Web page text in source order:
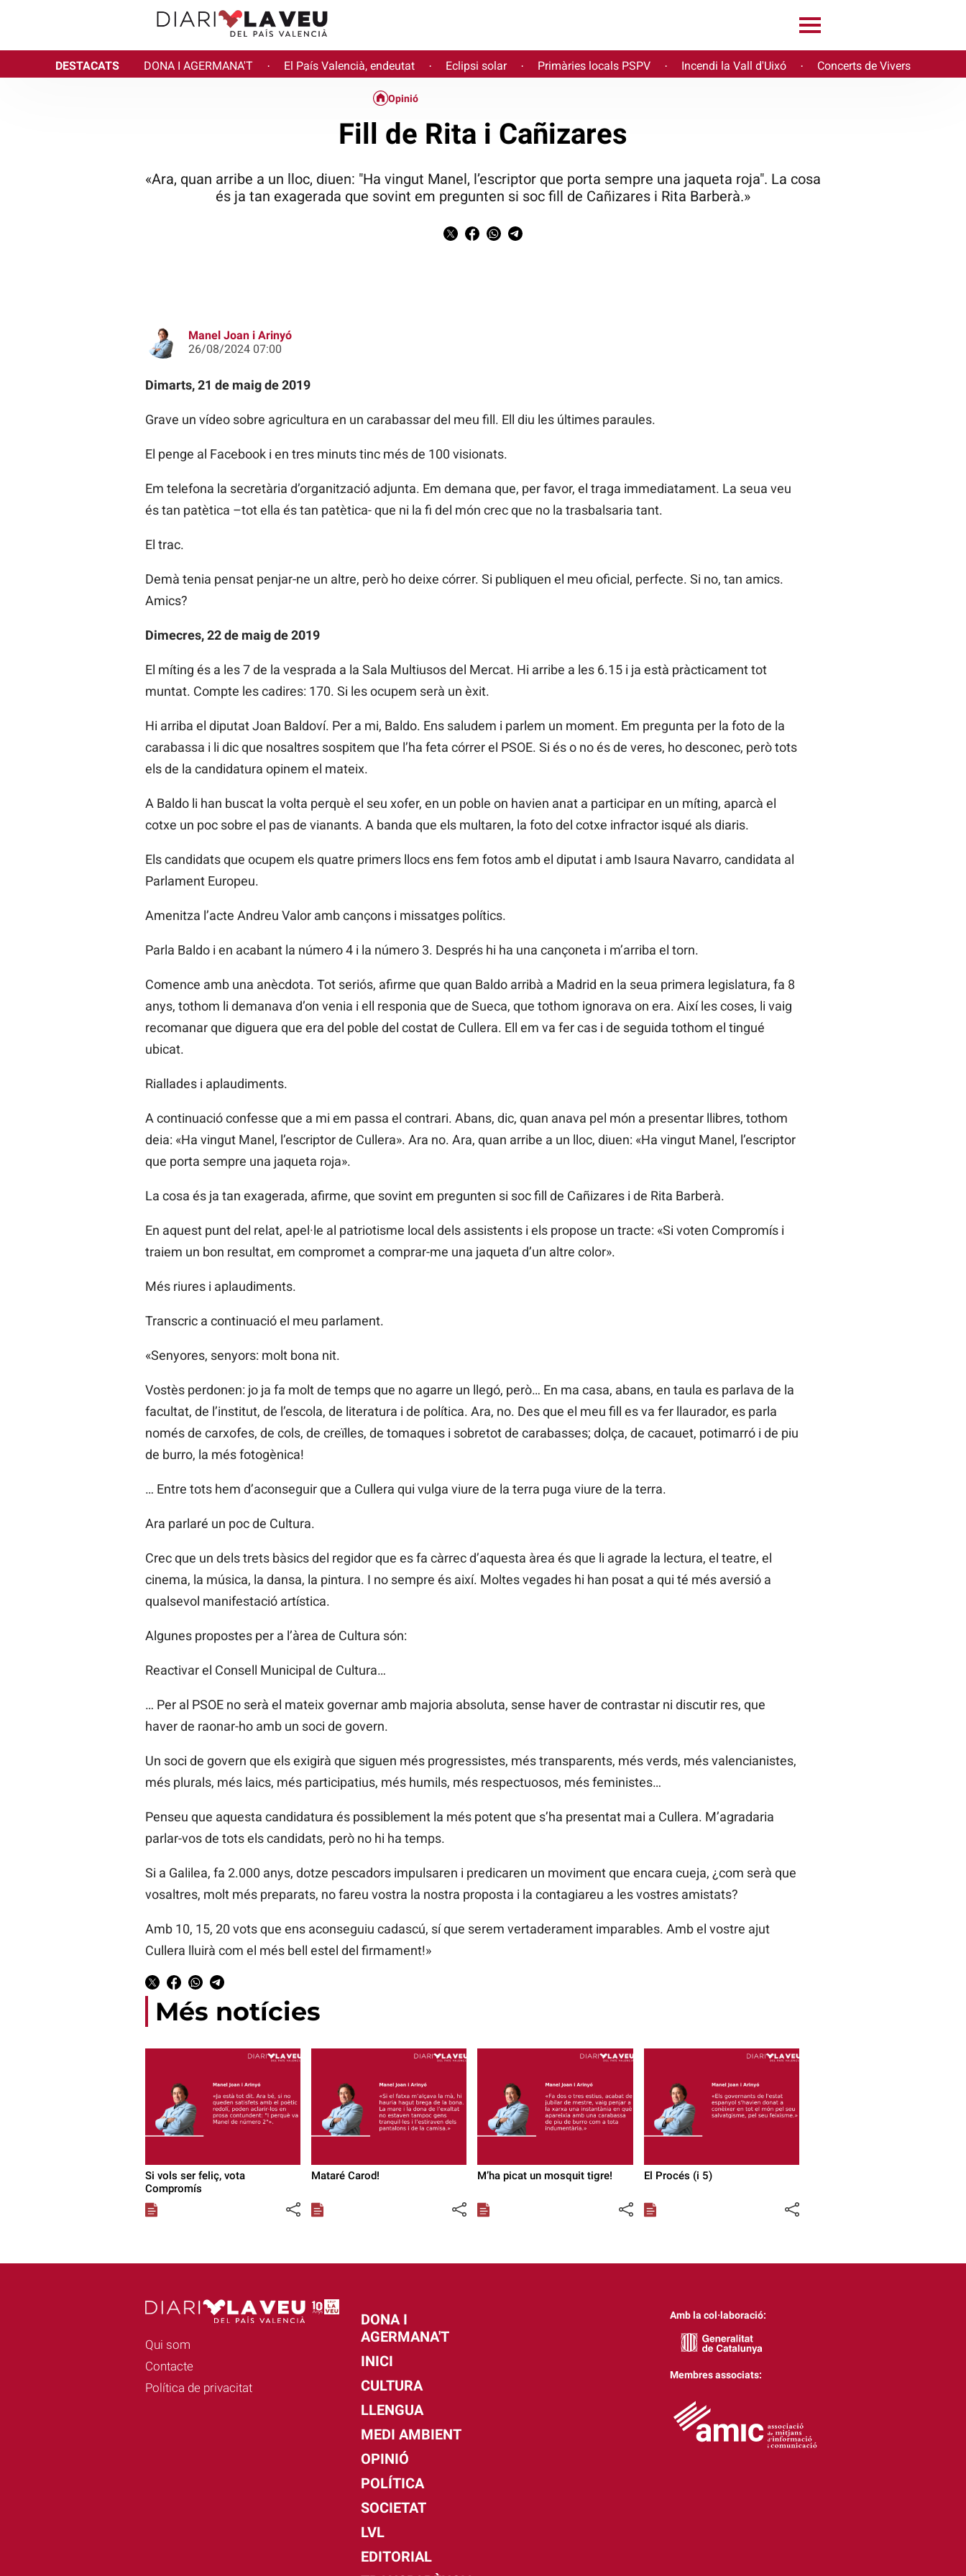
DESTACATS DONA I AGERMANA'T · El País Valencià, endeutat · Eclipsi solar · Primàries locals PSPV · Incendi la Vall d'Uixó · Concerts de Vivers
Opinió
Fill de Rita i Cañizares
«Ara, quan arribe a un lloc, diuen: "Ha vingut Manel, l’escriptor que porta sempre una jaqueta roja". La cosa
és ja tan exagerada que sovint em pregunten si soc fill de Cañizares i Rita Barberà.»
Manel Joan i Arinyó
26/08/2024 07:00
Dimarts, 21 de maig de 2019
Grave un vídeo sobre agricultura en un carabassar del meu fill. Ell diu les últimes paraules.
El penge al Facebook i en tres minuts tinc més de 100 visionats.
Em telefona la secretària d’organització adjunta. Em demana que, per favor, el traga immediatament. La seua veu
és tan patètica –tot ella és tan patètica- que ni la fi del món crec que no la trasbalsaria tant.
El trac.
Demà tenia pensat penjar-ne un altre, però ho deixe córrer. Si publiquen el meu oficial, perfecte. Si no, tan amics.
Amics?
Dimecres, 22 de maig de 2019
El míting és a les 7 de la vesprada a la Sala Multiusos del Mercat. Hi arribe a les 6.15 i ja està pràcticament tot
muntat. Compte les cadires: 170. Si les ocupem serà un èxit.
Hi arriba el diputat Joan Baldoví. Per a mi, Baldo. Ens saludem i parlem un moment. Em pregunta per la foto de la
carabassa i li dic que nosaltres sospitem que l’ha feta córrer el PSOE. Si és o no és de veres, ho desconec, però tots
els de la candidatura opinem el mateix.
A Baldo li han buscat la volta perquè el seu xofer, en un poble on havien anat a participar en un míting, aparcà el
cotxe un poc sobre el pas de vianants. A banda que els multaren, la foto del cotxe infractor isqué als diaris.
Els candidats que ocupem els quatre primers llocs ens fem fotos amb el diputat i amb Isaura Navarro, candidata al
Parlament Europeu.
Amenitza l’acte Andreu Valor amb cançons i missatges polítics.
Parla Baldo i en acabant la número 4 i la número 3. Després hi ha una cançoneta i m’arriba el torn.
Comence amb una anècdota. Tot seriós, afirme que quan Baldo arribà a Madrid en la seua primera legislatura, fa 8
anys, tothom li demanava d’on venia i ell responia que de Sueca, que tothom ignorava on era. Així les coses, li vaig
recomanar que diguera que era del poble del costat de Cullera. Ell em va fer cas i de seguida tothom el tingué
ubicat.
Riallades i aplaudiments.
A continuació confesse que a mi em passa el contrari. Abans, dic, quan anava pel món a presentar llibres, tothom
deia: «Ha vingut Manel, l’escriptor de Cullera». Ara no. Ara, quan arribe a un lloc, diuen: «Ha vingut Manel, l’escriptor
que porta sempre una jaqueta roja».
La cosa és ja tan exagerada, afirme, que sovint em pregunten si soc fill de Cañizares i de Rita Barberà.
En aquest punt del relat, apel·le al patriotisme local dels assistents i els propose un tracte: «Si voten Compromís i
traiem un bon resultat, em compromet a comprar-me una jaqueta d’un altre color».
Més riures i aplaudiments.
Transcric a continuació el meu parlament.
«Senyores, senyors: molt bona nit.
Vostès perdonen: jo ja fa molt de temps que no agarre un llegó, però… En ma casa, abans, en taula es parlava de la
facultat, de l’institut, de l’escola, de literatura i de política. Ara, no. Des que el meu fill es va fer llaurador, es parla
només de carxofes, de cols, de creïlles, de tomaques i sobretot de carabasses; dolça, de cacauet, potimarró i de piu
de burro, la més fotogènica!
… Entre tots hem d’aconseguir que a Cullera qui vulga viure de la terra puga viure de la terra.
Ara parlaré un poc de Cultura.
Crec que un dels trets bàsics del regidor que es fa càrrec d’aquesta àrea és que li agrade la lectura, el teatre, el
cinema, la música, la dansa, la pintura. I no sempre és així. Moltes vegades hi han posat a qui té més aversió a
qualsevol manifestació artística.
Algunes propostes per a l’àrea de Cultura són:
Reactivar el Consell Municipal de Cultura…
… Per al PSOE no serà el mateix governar amb majoria absoluta, sense haver de contrastar ni discutir res, que
haver de raonar-ho amb un soci de govern.
Un soci de govern que els exigirà que siguen més progressistes, més transparents, més verds, més valencianistes,
més plurals, més laics, més participatius, més humils, més respectuosos, més feministes…
Penseu que aquesta candidatura és possiblement la més potent que s’ha presentat mai a Cullera. M’agradaria
parlar-vos de tots els candidats, però no hi ha temps.
Si a Galilea, fa 2.000 anys, dotze pescadors impulsaren i predicaren un moviment que encara cueja, ¿com serà que
vosaltres, molt més preparats, no fareu vostra la nostra proposta i la contagiareu a les vostres amistats?
Amb 10, 15, 20 vots que ens aconseguiu cadascú, sí que serem vertaderament imparables. Amb el vostre ajut
Cullera lluirà com el més bell estel del firmament!»
Més notícies
Si vols ser feliç, vota
Compromís
Mataré Carod! M’ha picat un mosquit tigre! El Procés (i 5)
Qui som
Contacte
Política de privacitat
DONA I
AGERMANA'T
INICI
CULTURA
LLENGUA
MEDI AMBIENT
OPINIÓ
POLÍTICA
SOCIETAT
LVL
EDITORIAL
Amb la col·laboració:
Membres associats: